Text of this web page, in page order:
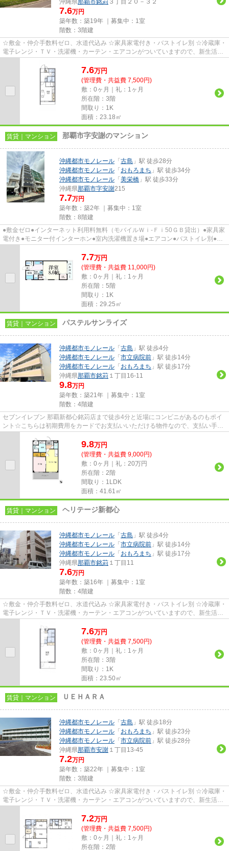
沖縄県那覇市銘苅 ３丁目２０－３２
7.6万円
築年数：築19年 ｜募集中： 1室
階数：3階建
☆敷金・仲介手数料ゼロ、水道代込み ☆家具家電付き・バストイレ別 ☆冷蔵庫・
電子レンジ・ＴＶ・洗濯機・カーテン・エアコンがついていますので、新生活が
7.6万円
(管理費・共益費 7,500円)
敷：0ヶ月｜礼：1ヶ月
所在階：3階
間取り：1K
面積：23.18㎡
賃貸｜マンション 那覇市字安謝のマンション
沖縄都市モノレール 「 古島 」駅 徒歩28分
沖縄都市モノレール 「 おもろまち 」駅 徒歩34分
沖縄都市モノレール 「 美栄橋 」駅 徒歩33分
沖縄県那覇市字安謝215
7.7万円
築年数：築2年 ｜募集中： 1室
階数：8階建
●敷金ゼロ●インターネット利用料無料（モバイルＷｉ-Ｆｉ50ＧＢ貸出）●家具家
電付き●モニター付インターホン●室内洗濯機置き場●エアコン●バストイレ別●コ
7.7万円
(管理費・共益費 11,000円)
敷：0ヶ月｜礼：1ヶ月
所在階：5階
間取り：1K
面積：29.25㎡
賃貸｜マンション パステルサンライズ
沖縄都市モノレール 「 古島 」駅 徒歩4分
沖縄都市モノレール 「 市立病院前 」駅 徒歩14分
沖縄都市モノレール 「 おもろまち 」駅 徒歩17分
沖縄県那覇市銘苅 １丁目16-11
9.8万円
築年数：築21年 ｜募集中： 1室
階数：4階建
セブンイレブン 那覇新都心銘苅店まで徒歩4分と近場にコンビニがあるのもポイ
ント☆こちらは初期費用をカードでお支払いいただける物件なので、支払い手続
9.8万円
(管理費・共益費 9,000円)
敷：0ヶ月｜礼：20万円
所在階：2階
間取り：1LDK
面積：41.61㎡
賃貸｜マンション ヘリテージ新都心
沖縄都市モノレール 「 古島 」駅 徒歩4分
沖縄都市モノレール 「 市立病院前 」駅 徒歩14分
沖縄都市モノレール 「 おもろまち 」駅 徒歩17分
沖縄県那覇市銘苅 １丁目11
7.6万円
築年数：築16年 ｜募集中： 1室
階数：4階建
☆敷金・仲介手数料ゼロ、水道代込み ☆家具家電付き・バストイレ別 ☆冷蔵庫・
電子レンジ・ＴＶ・洗濯機・カーテン・エアコンがついていますので、新生活が
7.6万円
(管理費・共益費 7,500円)
敷：0ヶ月｜礼：1ヶ月
所在階：3階
間取り：1K
面積：23.50㎡
賃貸｜マンション ＵＥＨＡＲＡ
沖縄都市モノレール 「 古島 」駅 徒歩18分
沖縄都市モノレール 「 おもろまち 」駅 徒歩23分
沖縄都市モノレール 「 市立病院前 」駅 徒歩28分
沖縄県那覇市安謝 １丁目13-45
7.2万円
築年数：築22年 ｜募集中： 1室
階数：3階建
☆敷金・仲介手数料ゼロ、水道代込み ☆家具家電付き・バストイレ別 ☆冷蔵庫・
電子レンジ・ＴＶ・洗濯機・カーテン・エアコンがついていますので、新生活が
7.2万円
(管理費・共益費 7,500円)
敷：0ヶ月｜礼：1ヶ月
所在階：2階